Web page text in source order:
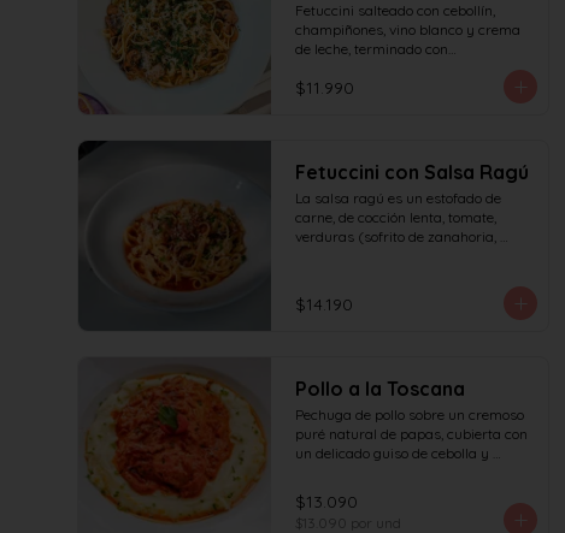
Fetuccini salteado con cebollín,
champiñones, vino blanco y crema
de leche, terminado con
$11.990
Fetuccini con Salsa Ragú
La salsa ragú es un estofado de
carne, de cocción lenta, tomate,
verduras (sofrito de zanahoria,
$14.190
Pollo a la Toscana
Pechuga de pollo sobre un cremoso
puré natural de papas, cubierta con
un delicado guiso de cebolla y
lentamente con vino blanco y fondo
de verduras.
$13.090
$13.090 por und